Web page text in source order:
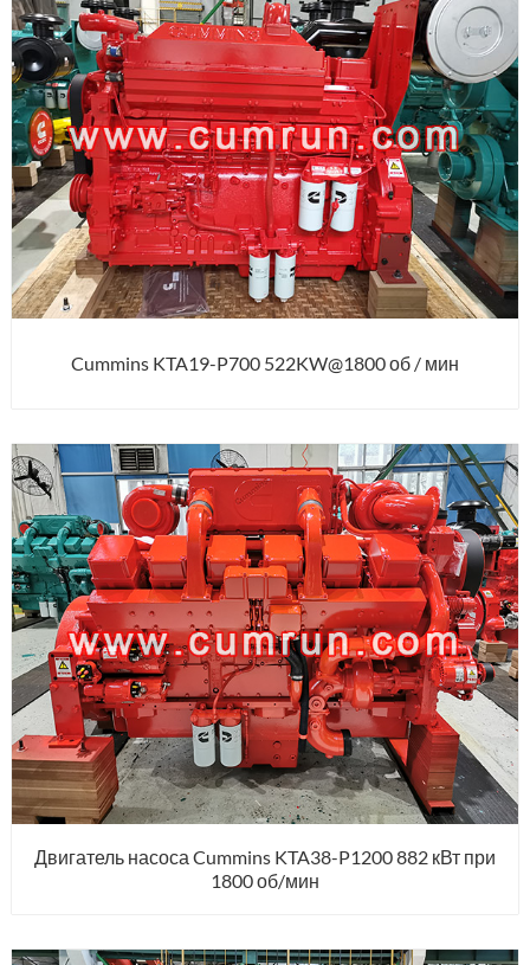
Cummins KTA19-P700 522KW@1800 об / мин
Двигатель насоса Cummins KTA38-P1200 882 кВт при
1800 об/мин